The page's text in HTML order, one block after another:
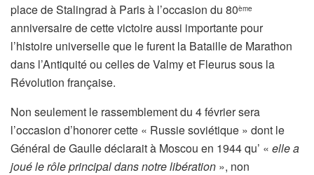
place de Stalingrad à Paris à l’occasion du 80ème
anniversaire de cette victoire aussi importante pour
l’histoire universelle que le furent la Bataille de Marathon
dans l’Antiquité ou celles de Valmy et Fleurus sous la
Révolution française.
Non seulement le rassemblement du 4 février sera
l’occasion d’honorer cette « Russie soviétique » dont le
Général de Gaulle déclarait à Moscou en 1944 qu’ « elle a
joué le rôle principal dans notre libération », non